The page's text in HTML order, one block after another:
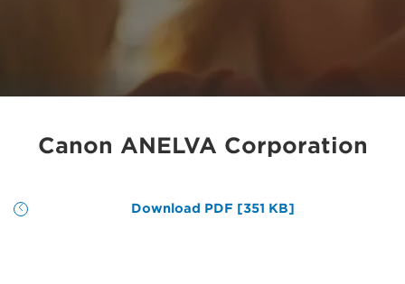
Canon ANELVA Corporation
Download PDF [351 KB]